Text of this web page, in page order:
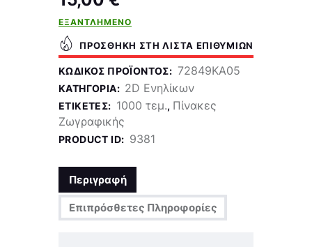
ΕΞΑΝΤΛΗΜΈΝΟ
ΠΡΟΣΘΉΚΗ ΣΤΗ ΛΊΣΤΑ ΕΠΙΘΥΜΙΏΝ
ΚΩΔΙΚΌΣ ΠΡΟΪΌΝΤΟΣ: 72849KA05
ΚΑΤΗΓΟΡΊΑ: 2D Ενηλίκων
ΕΤΙΚΈΤΕΣ: 1000 τεμ., Πίνακες
Ζωγραφικής
PRODUCT ID: 9381
Περιγραφή
Επιπρόσθετες Πληροφορίες